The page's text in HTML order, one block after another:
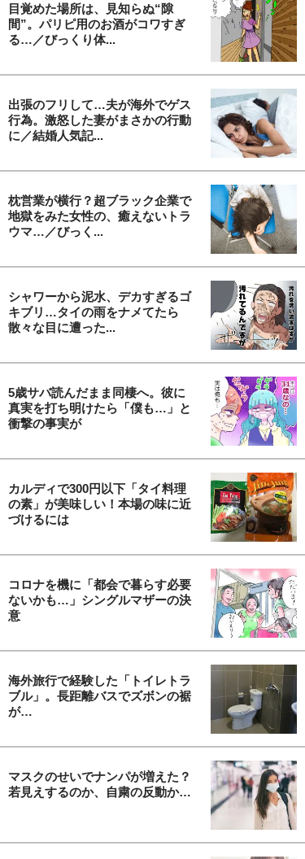
目覚めた場所は、見知らぬ“隙
間”。パリピ用のお酒がコワすぎ
る…／びっくり体...
出張のフリして…夫が海外でゲス
行為。激怒した妻がまさかの行動
に／結婚人気記...
枕営業が横行？超ブラック企業で
地獄をみた女性の、癒えないトラ
ウマ…／びっく...
シャワーから泥水、デカすぎるゴ
キブリ…タイの雨をナメてたら
散々な目に遭った...
5歳サバ読んだまま同棲へ。彼に
真実を打ち明けたら「僕も…」と
衝撃の事実が
カルディで300円以下「タイ料理
の素」が美味しい！本場の味に近
づけるには
コロナを機に「都会で暮らす必要
ないかも…」シングルマザーの決
意
海外旅行で経験した「トイレトラ
ブル」。長距離バスでズボンの裾
が…
マスクのせいでナンパが増えた？
若見えするのか、自粛の反動か…